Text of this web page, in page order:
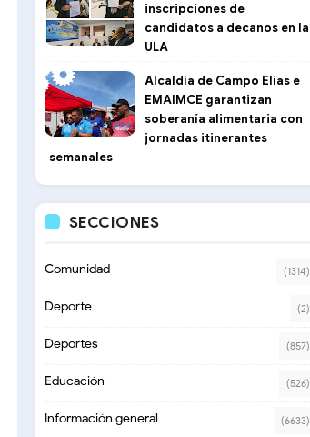
inscripciones de
candidatos a decanos en la
ULA
Alcaldía de Campo Elías e
EMAIMCE garantizan
soberanía alimentaria con
jornadas itinerantes
semanales
SECCIONES
Comunidad (1314)
Deporte (2)
Deportes (857)
Educación (526)
Información general (6633)